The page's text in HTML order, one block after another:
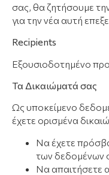
σας, θα ζητήσουμε
για την νέα αυτή
Recipients
Εξουσιοδοτημένο
Τα Δικαιώματά σας
Ως υποκείμενο
έχετε ορισμένα
Να έχετε
των δεδομένων
Να απαιτήσετε